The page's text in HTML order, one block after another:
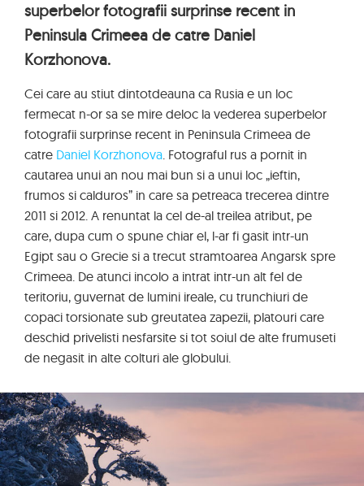
superbelor fotografii surprinse recent in
Peninsula Crimeea de catre Daniel
Korzhonova.
Cei care au stiut dintotdeauna ca Rusia e un loc
fermecat n-or sa se mire deloc la vederea superbelor
fotografii surprinse recent in Peninsula Crimeea de
catre Daniel Korzhonova. Fotograful rus a pornit in
cautarea unui an nou mai bun si a unui loc „ieftin,
frumos si calduros” in care sa petreaca trecerea dintre
2011 si 2012. A renuntat la cel de-al treilea atribut, pe
care, dupa cum o spune chiar el, l-ar fi gasit intr-un
Egipt sau o Grecie si a trecut stramtoarea Angarsk spre
Crimeea. De atunci incolo a intrat intr-un alt fel de
teritoriu, guvernat de lumini ireale, cu trunchiuri de
copaci torsionate sub greutatea zapezii, platouri care
deschid privelisti nesfarsite si tot soiul de alte frumuseti
de negasit in alte colturi ale globului.